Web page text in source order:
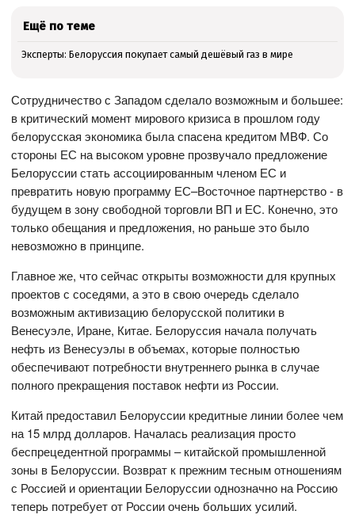
Ещё по теме
Эксперты: Белоруссия покупает самый дешёвый газ в мире
Сотрудничество с Западом сделало возможным и большее:
в критический момент мирового кризиса в прошлом году
белорусская экономика была спасена кредитом МВФ. Со
стороны ЕС на высоком уровне прозвучало предложение
Белоруссии стать ассоциированным членом ЕС и
превратить новую программу ЕС–Восточное партнерство - в
будущем в зону свободной торговли ВП и ЕС. Конечно, это
только обещания и предложения, но раньше это было
невозможно в принципе.
Главное же, что сейчас открыты возможности для крупных
проектов с соседями, а это в свою очередь сделало
возможным активизацию белорусской политики в
Венесуэле, Иране, Китае. Белоруссия начала получать
нефть из Венесуэлы в объемах, которые полностью
обеспечивают потребности внутреннего рынка в случае
полного прекращения поставок нефти из России.
Китай предоставил Белоруссии кредитные линии более чем
на 15 млрд долларов. Началась реализация просто
беспрецедентной программы – китайской промышленной
зоны в Белоруссии. Возврат к прежним тесным отношениям
с Россией и ориентации Белоруссии однозначно на Россию
теперь потребует от России очень больших усилий.